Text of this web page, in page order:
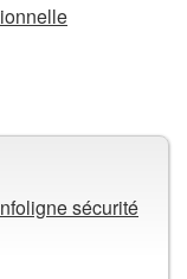
sécurité